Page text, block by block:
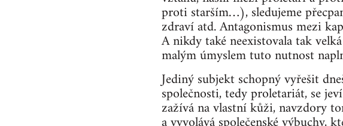
proti starším…), sledujeme
zdraví atd. Antagonismus mezi
A nikdy také neexistovala tak
malým úmyslem tuto nutnost
Jediný subjekt schopný vyřešit
společnosti, tedy proletariát, se
zažívá na vlastní kůži, navzdory